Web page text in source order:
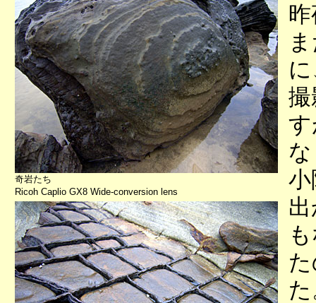
奇岩たち
Ricoh Caplio GX8 Wide-conversion lens